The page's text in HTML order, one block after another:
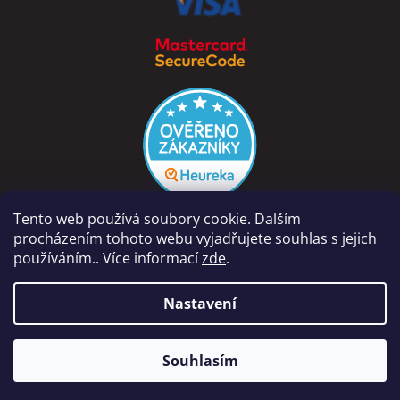
Tento web používá soubory cookie. Dalším
procházením tohoto webu vyjadřujete souhlas s jejich
používáním.. Více informacízde.
Nastavení
Souhlasím
Naše prodejna na adrese Dolní Vinice 454, 277 41 Kly je otevřena
Copyright 2026PÁRA Z NAVIJÁKU - Ondřej Rutkowski.
Všechna práva vyhrazena.